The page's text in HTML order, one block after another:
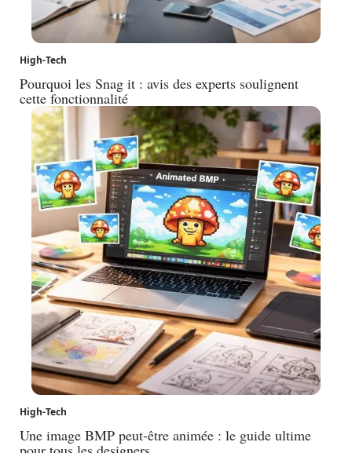
High-Tech
Pourquoi les Snag it : avis des experts soulignent
cette fonctionnalité
High-Tech
Une image BMP peut-être animée : le guide ultime